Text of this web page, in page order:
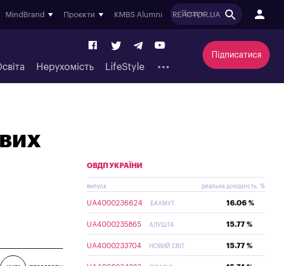
MindBrand Проєкти KMBS Alumni REACTOR.UA
Нерухомість LifeStyle
Підписатися
ОВДП УКРАЇНИ
випуск реальна дохідність, %
UA4000236624 БАХМУТ 16.06 %
UA4000235865 АЛУШТА 15.77 %
UA4000233704 НОВИЙ СВІТ 15.77 %